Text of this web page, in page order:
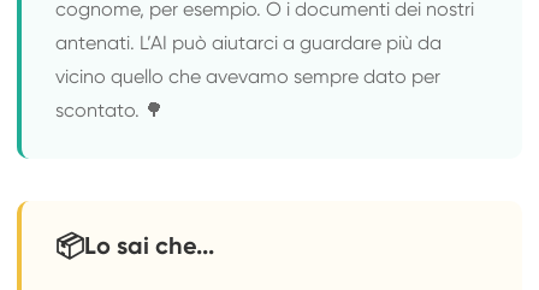
cognome, per esempio. O i documenti dei nostri
antenati. L’AI può aiutarci a guardare più da
vicino quello che avevamo sempre dato per
scontato. 🌳
📦Lo sai che...